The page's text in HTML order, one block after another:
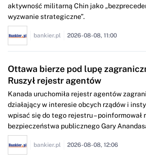
aktywność militarną Chin jako
wyzwanie strategiczne”.
bankier.pl 2026-08-08, 11:00
Ottawa bierze pod lupę
Ruszył rejestr agentów
Kanada uruchomiła rejestr agentów
działający w interesie obcych rządów i
wpisać się do tego rejestru – poinformował
bezpieczeństwa publicznego Gary
bankier.pl 2026-08-08, 12:06